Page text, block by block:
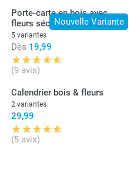
Nouvelle Variante
Porte-carte en bois avec
fleurs séchées
5 variantes
Dès 19,99
(9 avis)
Calendrier bois & fleurs
2 variantes
29,99
(5 avis)